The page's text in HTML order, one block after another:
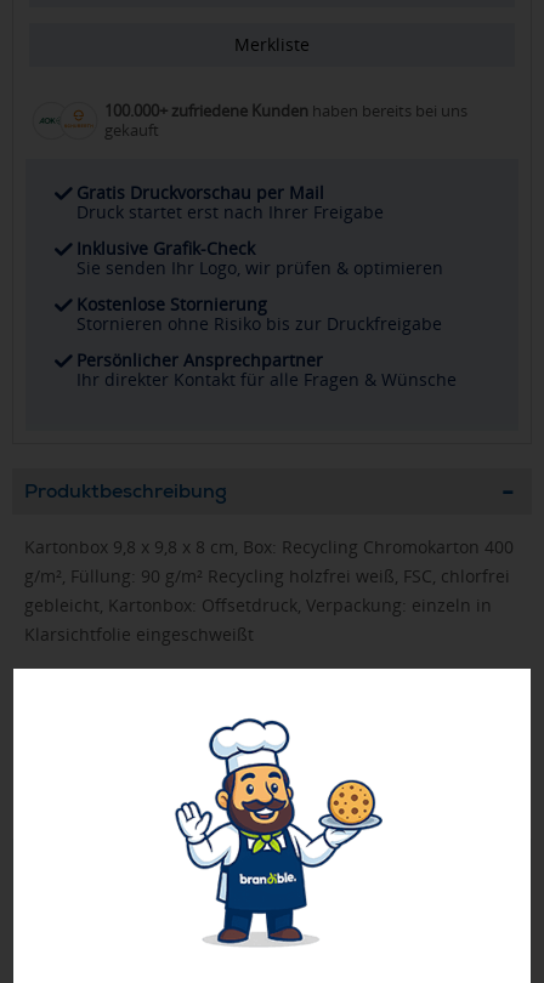
Merkliste
100.000+ zufriedene Kunden haben bereits bei uns
gekauft
Gratis Druckvorschau per Mail
Druck startet erst nach Ihrer Freigabe
Inklusive Grafik-Check
Sie senden Ihr Logo, wir prüfen & optimieren
Kostenlose Stornierung
Stornieren ohne Risiko bis zur Druckfreigabe
Persönlicher Ansprechpartner
Ihr direkter Kontakt für alle Fragen & Wünsche
Produktbeschreibung
Kartonbox 9,8 x 9,8 x 8 cm, Box: Recycling Chromokarton 400
g/m², Füllung: 90 g/m² Recycling holzfrei weiß, FSC, chlorfrei
gebleicht, Kartonbox: Offsetdruck, Verpackung: einzeln in
Klarsichtfolie eingeschweißt
➤ FSC-Zertifikat (Zertifizierung durch den Hersteller)
➤ Muster wird mit einem Beispieldruck geliefert.
➤ Dieses Produkt ist nur in Einheiten von 250 erhältlich.
Nur Produkte, die unseren
Qualitätscheck
schaffen es in den Shop.Mehr erfahren